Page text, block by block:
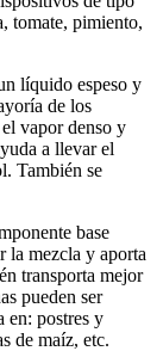
tomate, pimiento,
líquido espeso y
de los
vapor denso y
a llevar el
También se
base
la mezcla y aporta
transporta mejor
pueden ser
en: postres y
de maíz, etc.